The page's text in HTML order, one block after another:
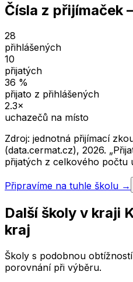
Čísla z přijímaček
28
přihlášených
10
přijatých
36 %
přijato z přihlášených
2.3×
uchazečů na místo
Zdroj: jednotná přijímací
(data.cermat.cz), 2026.
přijatých z celkového počtu
Připravíme na tuhle školu →
Další školy v kraji
kraj
Školy s podobnou
porovnání při výběru.